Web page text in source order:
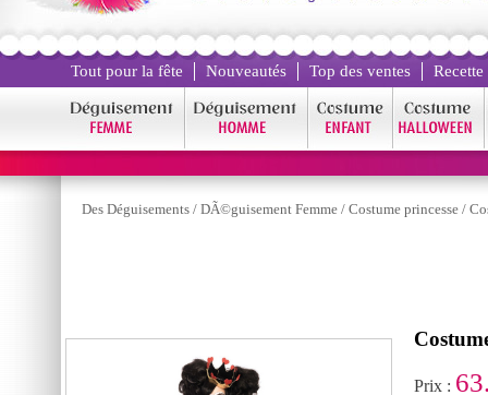
Tout pour la fête Nouveautés Top des ventes
Des Déguisements / DÃ©guisement Femme / Costume princesse /
Prix :